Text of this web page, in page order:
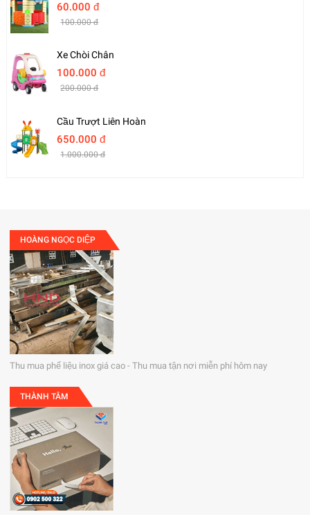
60.000 đ
100.000 đ
Xe Chòi Chân
100.000 đ
200.000 đ
Cầu Trượt Liên Hoàn
650.000 đ
1.000.000 đ
HOÀNG NGỌC DIỆP
Thu mua phế liệu inox giá cao - Thu mua tận nơi miễn phí hôm nay
THÀNH TÂM